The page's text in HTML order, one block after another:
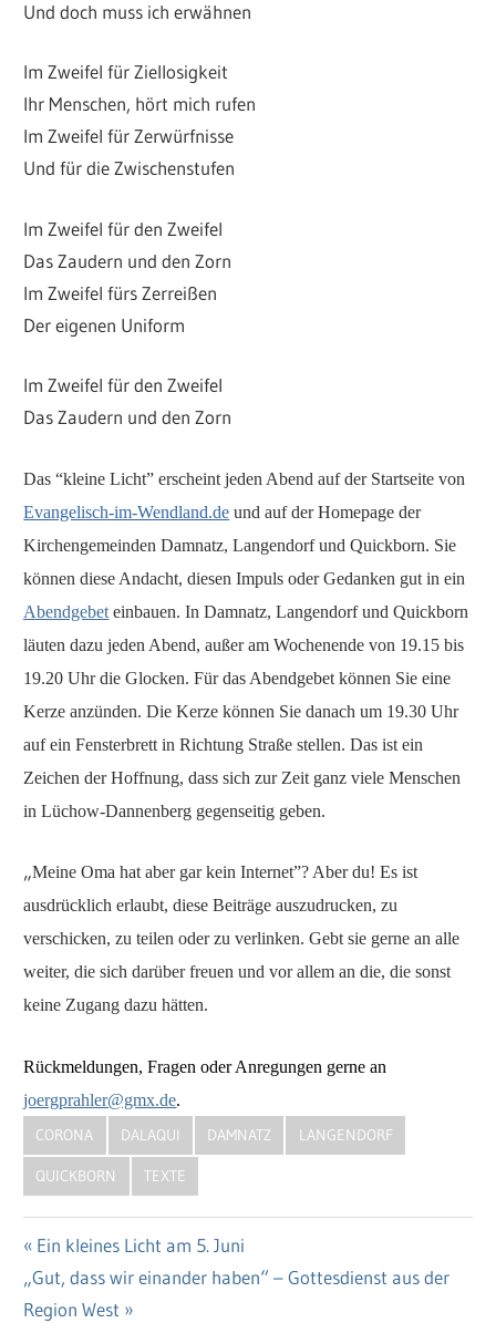
Und doch muss ich erwähnen
Im Zweifel für Ziellosigkeit
Ihr Menschen, hört mich rufen
Im Zweifel für Zerwürfnisse
Und für die Zwischenstufen
Im Zweifel für den Zweifel
Das Zaudern und den Zorn
Im Zweifel fürs Zerreißen
Der eigenen Uniform
Im Zweifel für den Zweifel
Das Zaudern und den Zorn
Das “kleine Licht” erscheint jeden Abend auf der Startseite von
Evangelisch-im-Wendland.de und auf der Homepage der
Kirchengemeinden Damnatz, Langendorf und Quickborn. Sie
können diese Andacht, diesen Impuls oder Gedanken gut in ein
Abendgebet einbauen. In Damnatz, Langendorf und Quickborn
läuten dazu jeden Abend, außer am Wochenende von 19.15 bis
19.20 Uhr die Glocken. Für das Abendgebet können Sie eine
Kerze anzünden. Die Kerze können Sie danach um 19.30 Uhr
auf ein Fensterbrett in Richtung Straße stellen. Das ist ein
Zeichen der Hoffnung, dass sich zur Zeit ganz viele Menschen
in Lüchow-Dannenberg gegenseitig geben.
„Meine Oma hat aber gar kein Internet”? Aber du! Es ist
ausdrücklich erlaubt, diese Beiträge auszudrucken, zu
verschicken, zu teilen oder zu verlinken. Gebt sie gerne an alle
weiter, die sich darüber freuen und vor allem an die, die sonst
keine Zugang dazu hätten.
Rückmeldungen, Fragen oder Anregungen gerne an
joergprahler@gmx.de.
CORONA DALAQUI DAMNATZ LANGENDORF
QUICKBORN TEXTE
Beitragsnavigation
Vorheriger
Beitrag:
Ein kleines Licht am 5. Juni
Nächster
Beitrag:
„Gut, dass wir einander haben“ – Gottesdienst aus der
Region West